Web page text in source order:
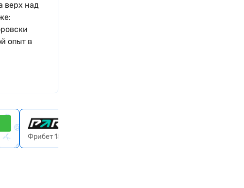
верх над
опыт в
Фрибет 15000 ₽ всем новым игрокам